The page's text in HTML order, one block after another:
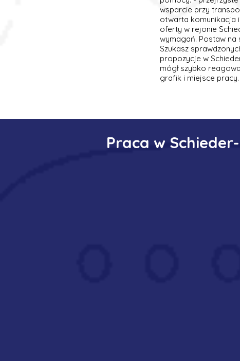
wsparcie przy
otwarta komunikacja
oferty w rejonie
wymagań. Postaw na
Szukasz
propozycje w
mógł szybko
grafik i miejsce pracy.
Praca w